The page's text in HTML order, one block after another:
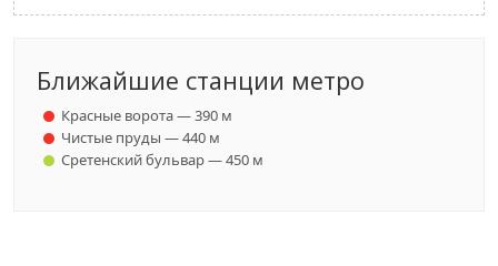
Ближайшие станции метро
Красные ворота — 390 м
Чистые пруды — 440 м
Сретенский бульвар — 450 м